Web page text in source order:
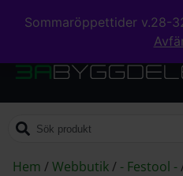
Sommaröppettider v.28-
Hem /Webbutik/ - Festool -